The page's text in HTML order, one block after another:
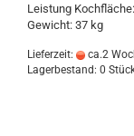
Leistung
Gewicht: 37 kg
Lieferzeit: ca.2
Lagerbestand: 0